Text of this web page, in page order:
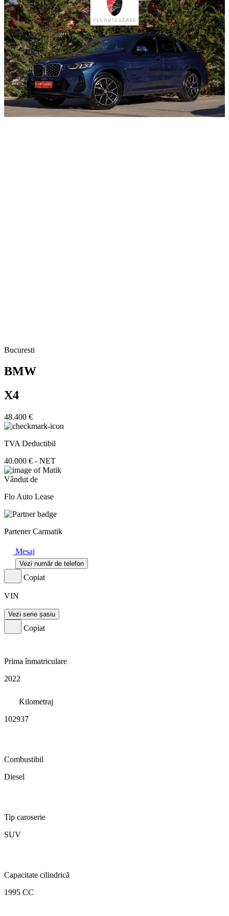
Bucuresti
BMW
X4
48.400 €
TVA Deductibil
40.000 € - NET
Vândut de
Flo Auto Lease
Partener Carmatik
Mesaj
Vezi număr de telefon
Copiat
VIN
Vezi serie șasiu
Copiat
Prima înmatriculare
2022
Kilometraj
102937
Combustibil
Diesel
Tip caroserie
SUV
Capacitate cilindrică
1995 CC